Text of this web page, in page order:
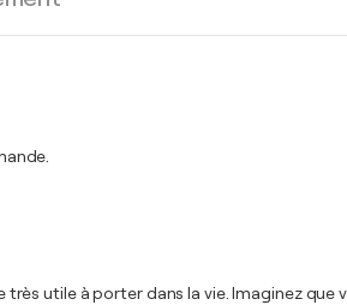
utile à porter dans la vie. Imaginez